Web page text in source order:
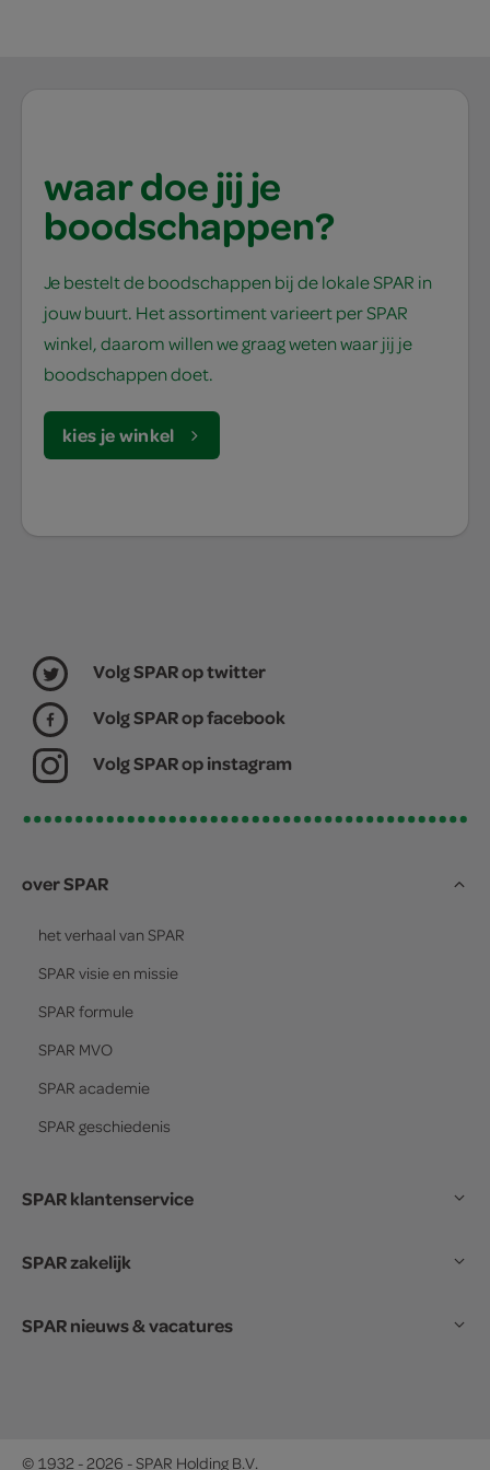
waar doe jij je
boodschappen?
Je bestelt de boodschappen bij de lokale SPAR in
jouw buurt. Het assortiment varieert per SPAR
winkel, daarom willen we graag weten waar jij je
boodschappen doet.
kies je winkel
Volg SPAR op twitter
Volg SPAR op facebook
Volg SPAR op instagram
over SPAR
het verhaal van SPAR
SPAR visie en missie
SPAR formule
SPAR MVO
SPAR academie
SPAR geschiedenis
SPAR klantenservice
SPAR zakelijk
SPAR nieuws & vacatures
© 1932 - 2026 - SPAR Holding B.V.